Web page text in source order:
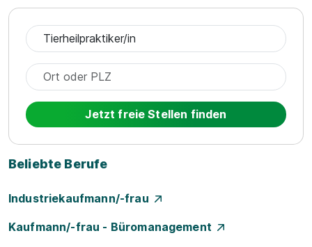
Jetzt freie Stellen finden
Beliebte Berufe
Industriekaufmann/-frau
Kaufmann/-frau - Büromanagement